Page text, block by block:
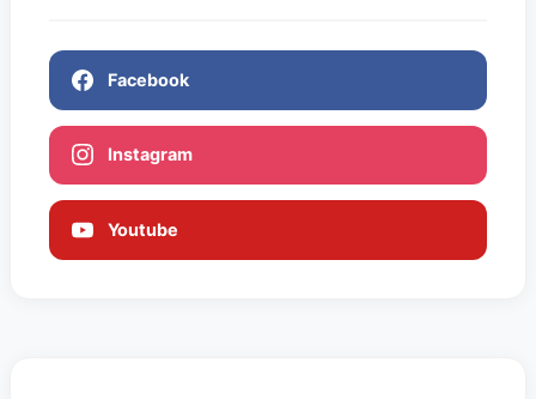
Facebook
Instagram
Youtube